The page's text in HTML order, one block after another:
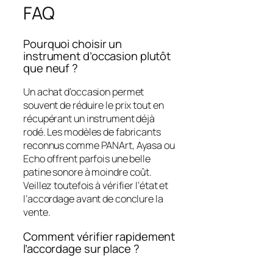
FAQ
Pourquoi choisir un
instrument d’occasion plutôt
que neuf ?
Un achat d’occasion permet
souvent de réduire le prix tout en
récupérant un instrument déjà
rodé. Les modèles de fabricants
reconnus comme PANArt, Ayasa ou
Echo offrent parfois une belle
patine sonore à moindre coût.
Veillez toutefois à vérifier l’état et
l’accordage avant de conclure la
vente.
Comment vérifier rapidement
l’accordage sur place ?